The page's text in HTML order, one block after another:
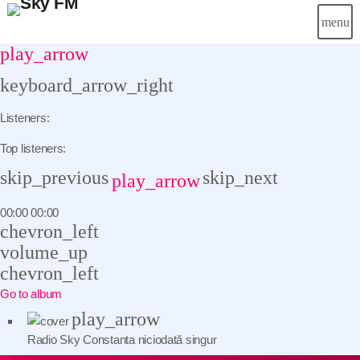
play_arrow
keyboard_arrow_right
Listeners:
Top listeners:
skip_previousplay_arrowskip_next
00:00 00:00
chevron_left
volume_up
chevron_left
Go to album
play_arrow
Radio Sky Constanta niciodată singur
menu
close
Info-Util
Emisiuni
Muzical
Echipa
Publicitate
Concursuri